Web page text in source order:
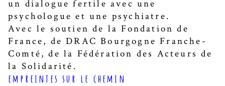
un dialogue fertile avec une
psychologue et une psychiatre.
Avec le soutien de la Fondation de
France, de DRAC Bourgogne Franche-
Comté, de la Fédération des Acteurs de
la Solidarité.
empreintes sur le chemin